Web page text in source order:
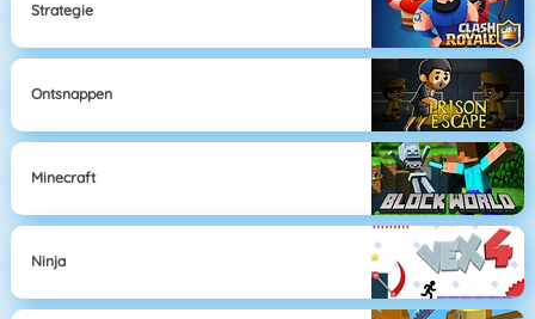
Strategie
Ontsnappen
Minecraft
Ninja